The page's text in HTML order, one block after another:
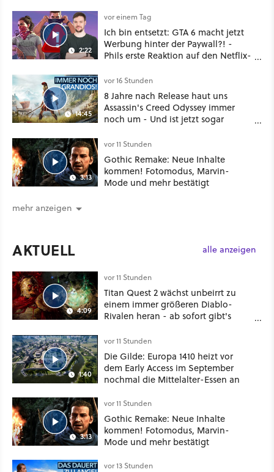
2:22
vor einem Tag
Ich bin entsetzt: GTA 6 macht jetzt
Werbung hinter der Paywall?! -
Phils erste Reaktion auf den Netflix-
14:45
vor 16 Stunden
8 Jahre nach Release haut uns
Assassin's Creed Odyssey immer
noch um - Und ist jetzt sogar
3:13
vor 11 Stunden
Gothic Remake: Neue Inhalte
kommen! Fotomodus, Marvin-
Mode und mehr bestätigt
mehr anzeigen
AKTUELL alle anzeigen
4:09
vor 11 Stunden
Titan Quest 2 wächst unbeirrt zu
einem immer größeren Diablo-
Rivalen heran - ab sofort gibt's
Klasse
1:40
vor 11 Stunden
Die Gilde: Europa 1410 heizt vor
dem Early Access im September
nochmal die Mittelalter-Essen an
3:13
vor 11 Stunden
Gothic Remake: Neue Inhalte
kommen! Fotomodus, Marvin-
Mode und mehr bestätigt
vor 13 Stunden